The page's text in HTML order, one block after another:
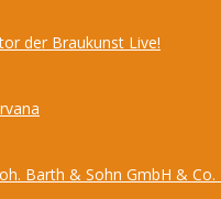
der Braukunst Live!
Barth & Sohn GmbH & Co.